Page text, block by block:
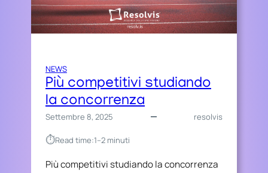
NEWS
Più competitivi studiando
la concorrenza
Settembre 8, 2025 resolvis
⏱︎Read time:1–2 minuti
Più competitivi studiando la concorrenza